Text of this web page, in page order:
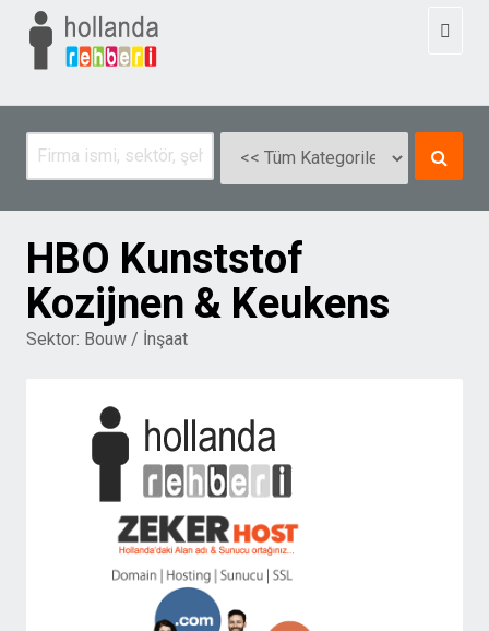
HBO Kunststof
Kozijnen & Keukens
Sektor: Bouw / İnşaat